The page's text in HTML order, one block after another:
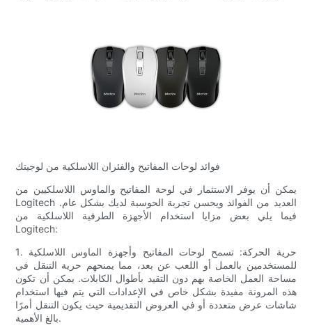
فوائد لوحات المفاتيح والفئران اللاسلكية من لوجيتك
يمكن أن يوفر الاستثمار في لوحة المفاتيح والماوس اللاسلكيين من
Logitech العديد من الفوائد ويحسن تجربة الحوسبة لديك بشكل عام.
فيما يلي بعض مزايا استخدام الأجهزة الطرفية اللاسلكية من
Logitech:
1. حرية الحركة: تسمح لوحات المفاتيح وأجهزة الماوس اللاسلكية
للمستخدمين بالعمل أو اللعب عن بعد، مما يمنحهم حرية التنقل في
مساحة العمل الخاصة بهم دون التقيد بأطوال الكابلات. يمكن أن تكون
هذه المرونة مفيدة بشكل خاص في الإعدادات التي يتم فيها استخدام
شاشات عرض متعددة أو في العروض التقديمية حيث يكون التنقل أمرًا
بالغ الأهمية.